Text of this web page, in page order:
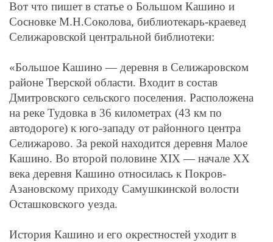
Вот что пишет в статье о Большом Кашино и
Сосновке М.Н.Соколова, библиотекарь-краевед
Селижаровской центральной библиотеки:
«Большое Кашино — деревня в Селижаровском
районе Тверской области. Входит в состав
Дмитровского сельского поселения. Расположена
на реке Тудовка в 36 километрах (43 км по
автодороге) к юго-западу от районного центра
Селижарово. За рекой находится деревня Малое
Кашино. Во второй половине XIX — начале XX
века деревня Кашино относилась к Покров-
Азановскому приходу Самушкинской волости
Осташковского уезда.
История Кашино и его окрестностей уходит в